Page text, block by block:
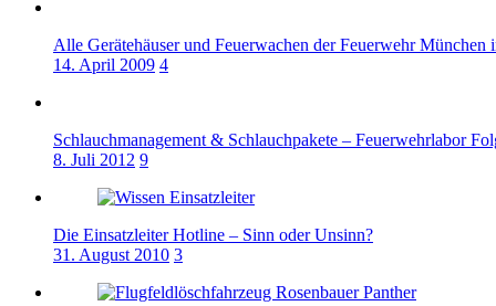
Alle Gerätehäuser und Feuerwachen der Feuerwehr München
14. April 2009 4
Schlauchmanagement & Schlauchpakete – Feuerwehrlabor
8. Juli 2012 9
Die Einsatzleiter Hotline – Sinn oder Unsinn?
31. August 2010 3